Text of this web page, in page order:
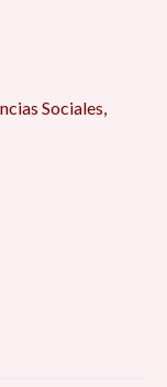
Sociales,